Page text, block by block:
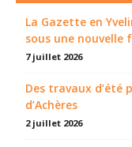
La Gazette en
sous une nouvelle
7 juillet 2026
Des travaux
d’Achères
2 juillet 2026